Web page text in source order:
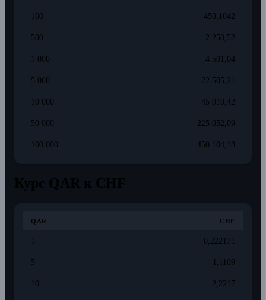
100 450,1042
500 2 250,52
1 000 4 501,04
5 000 22 505,21
10 000 45 010,42
50 000 225 052,09
100 000 450 104,18
QAR CHF
0,222171
5 1,1109
10 2,2217